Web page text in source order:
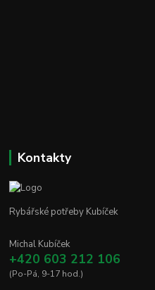
Kontakty
Rybářské potřeby Kubíček
Michal Kubíček
+420 603 212 106
(Po-Pá, 9-17 hod.)